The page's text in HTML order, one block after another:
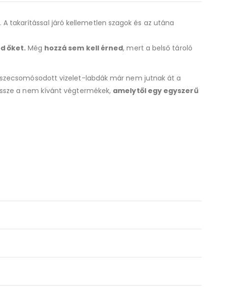
takarítással járó kellemetlen szagok és az utána
őket.Még hozzá sem kell érned, mert a belső tároló
vizelet-labdák már nem jutnak át a
a nem kívánt végtermékek, amelytől egy egyszerű